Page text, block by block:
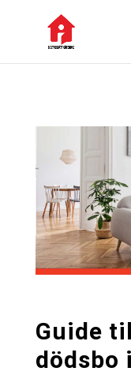
Guide
dödsbo